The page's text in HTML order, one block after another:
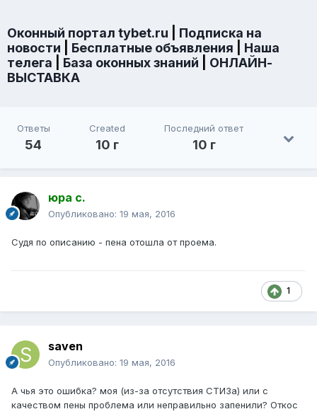
Оконный портал tybet.ru
Подписка на
новости
Бесплатные объявления
Наша
телега
База оконных знаний
ОНЛАЙН-
ВЫСТАВКА
Ответы
54
Created
10 г
Последний ответ
10 г
юра с.
Опубликовано: 19 мая, 2016
Судя по описанию - пена отошла от проема.
1
saven
Опубликовано: 19 мая, 2016
А чья это ошибка? моя (из-за отсутствия СТИЗа) или с
качеством пены проблема или неправильно запенили? Откос